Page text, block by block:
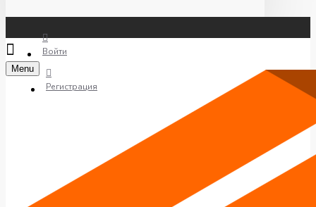
Войти
Регистрация
Menu